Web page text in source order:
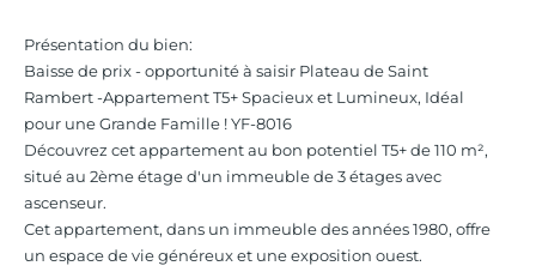
Présentation du bien:
Baisse de prix - opportunité à saisir Plateau de Saint
Rambert -Appartement T5+ Spacieux et Lumineux, Idéal
pour une Grande Famille ! YF-8016
Découvrez cet appartement au bon potentiel T5+ de 110 m²,
situé au 2ème étage d'un immeuble de 3 étages avec
ascenseur.
Cet appartement, dans un immeuble des années 1980, offre
un espace de vie généreux et une exposition ouest.